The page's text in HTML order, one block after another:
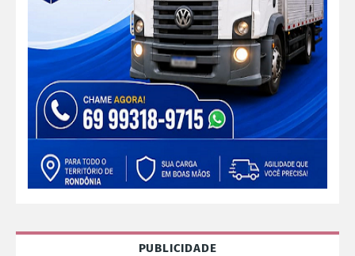
PUBLICIDADE